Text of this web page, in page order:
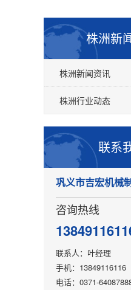
株洲新
株洲新闻资讯
株洲行业动态
联系
巩义市吉宏机械
咨询热线
联系人：叶经理
手机：13849116116
电话：0371-